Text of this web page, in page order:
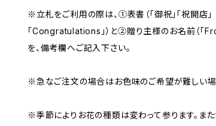
※立札をご利用の際は、①表書（「御祝」「祝開店」
「Congratulations」）と②贈り主様のお名前（
を、備考欄へご記入下さい。
※急なご注文の場合はお色味のご希望が難しい場
※季節によりお花の種類は変わって参ります。ま